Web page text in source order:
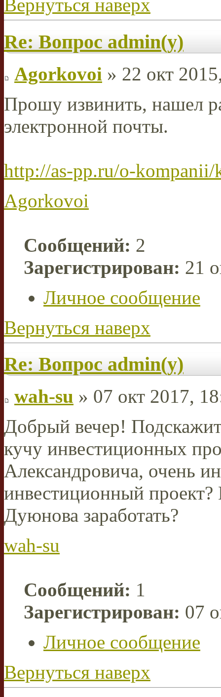
Вернуться наверх
Re: Вопрос admin(у)
Agorkovoi » 22 окт
Прошу извинить, нашел
электронной почты.
http://as-pp.ru/o-kompanii/
Agorkovoi
Сообщений: 2
Зарегистрирован: 21
Личное сообщение
Вернуться наверх
Re: Вопрос admin(у)
wah-su » 07 окт 2017,
Добрый вечер!
кучу инвестиционных
Александровича, очень
инвестиционный проект?
Дуюнова заработать?
wah-su
Сообщений: 1
Зарегистрирован: 07
Личное сообщение
Вернуться наверх